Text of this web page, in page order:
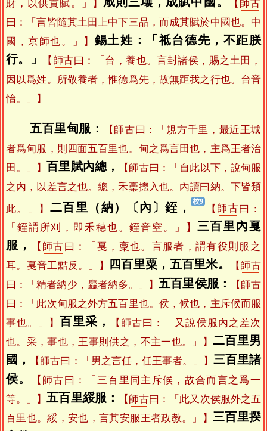
財，以供貢賦。」】
【 師古
曰：「言皆隨其土田上中下三品，而成其賦於中國也。中
國，京師也。」】 錫土姓：「祗台德先，不距朕
行。」
【 師古曰：「台，養也。言封諸侯，賜之土田，
因以爲姓。所敬養者，惟德爲先，故無距我之行也。台音
怡。」】
五百里甸服： 【 師古曰：「規方千里，最近王城
者爲甸服，則四面五百里也。甸之爲言田也，主爲王者治
田。」】 百里賦內總， 【 師古曰：「自此以下，說甸服
之內，以差言之也。總，禾稾摠入也。內讀曰納。下皆類
此。」】
二百里（納）〔內〕銍， 【 師古曰：
「銍謂所刈，即禾穗也。銍音窒。」】 三百里內戛
服，
【 師古 曰：「戛，稾也。言服者，謂有役則服之
耳。戛音工黠反。」】
四百里粟，五百里米。 【 師古
曰：「精者納少，麤者納多。」】五百里侯服： 【 師古
曰：「此次甸服之外方五百里也。侯，候也，主斥候而服
事也。」】 百里采， 【 師古曰：「又說侯服內之差次
也。采，事也，王事則供之，不主一也。」】 二百里男
國，
【 師古曰：「男之言任，任王事者。」】 三百里諸
侯。
【 師古 曰：「三百里同主斥候，故合而言之爲一
等。」】五百里綏服： 【 師古曰：「此又次侯服外之五
百里也。綏，安也，言其安服王者政教。」】 三百里揆